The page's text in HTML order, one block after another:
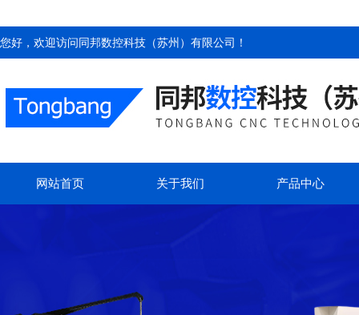
您好，欢迎访问同邦数控科技（苏州）有限公司 ！
网站首页 关于我们 产品中心